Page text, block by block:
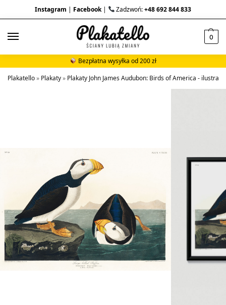
Instagram | Facebook| Zadzwoń:+48 692 844 833
0
Bezpłatna wysyłka od 200 zł
Plakatello» Plakaty» Plakaty John James Audubon: Birds of America -